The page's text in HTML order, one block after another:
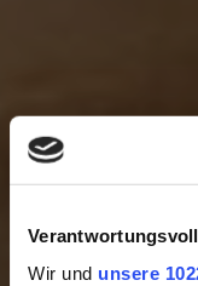
Wir und unsere